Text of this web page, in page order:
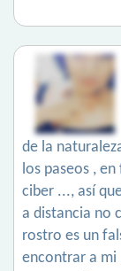
de la
los paseos ,
ciber ..., así
a distancia no
rostro es un
encontrar a mi